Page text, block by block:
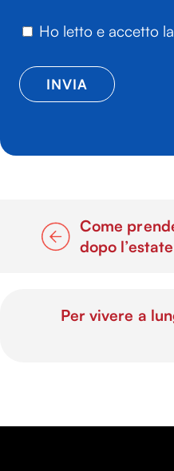
Ho letto e accetto la
Come
dopo l’estate
Per vivere a